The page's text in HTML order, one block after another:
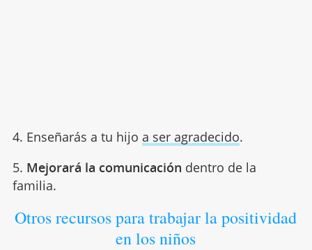
4. Enseñarás a tu hijo a ser agradecido.
5. Mejorará la comunicación dentro de la
familia.
Otros recursos para trabajar la positividad
en los niños